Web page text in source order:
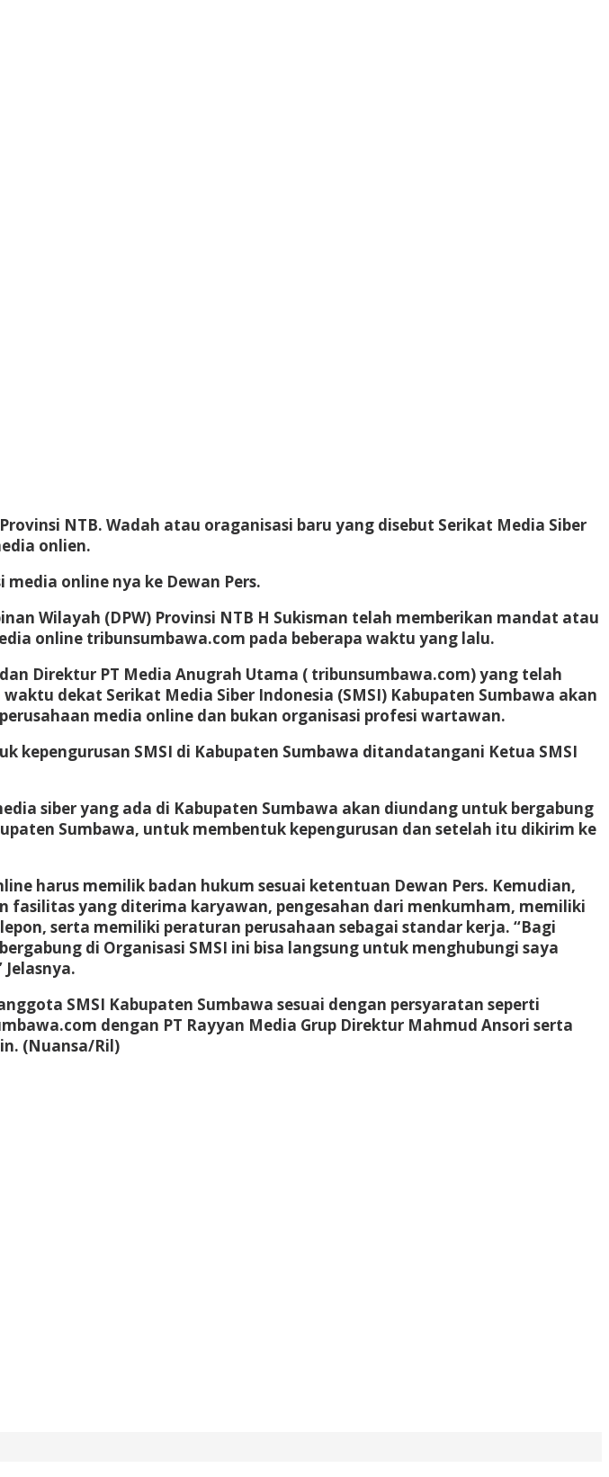
NTB. Wadah atau oraganisasi baru yang disebut Serikat Media Siber
onlien.
online nya ke Dewan Pers.
Wilayah (DPW) Provinsi NTB H Sukisman telah memberikan mandat atau
online tribunsumbawa.com pada beberapa waktu yang lalu.
Direktur PT Media Anugrah Utama ( tribunsumbawa.com) yang telah
dekat Serikat Media Siber Indonesia (SMSI) Kabupaten Sumbawa akan
media online dan bukan organisasi profesi wartawan.
kepengurusan SMSI di Kabupaten Sumbawa ditandatangani Ketua SMSI
siber yang ada di Kabupaten Sumbawa akan diundang untuk bergabung
Sumbawa, untuk membentuk kepengurusan dan setelah itu dikirim ke
harus memilik badan hukum sesuai ketentuan Dewan Pers. Kemudian,
yang diterima karyawan, pengesahan dari menkumham, memiliki
serta memiliki peraturan perusahaan sebagai standar kerja. “Bagi
di Organisasi SMSI ini bisa langsung untuk menghubungi saya
SMSI Kabupaten Sumbawa sesuai dengan persyaratan seperti
dengan PT Rayyan Media Grup Direktur Mahmud Ansori serta
(Nuansa/Ril)